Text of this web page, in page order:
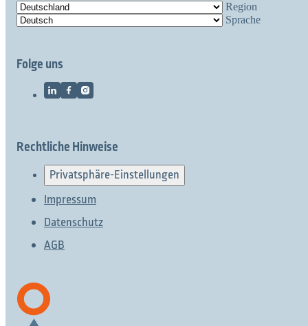
Region
Sprache
Folge uns
Rechtliche Hinweise
Privatsphäre-Einstellungen
Impressum
Datenschutz
AGB